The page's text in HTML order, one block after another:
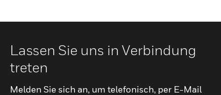
Lassen Sie uns in Verbindung
treten
Melden Sie sich an, um telefonisch, per E-Mail